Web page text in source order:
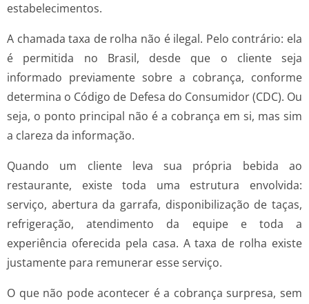
estabelecimentos.
A chamada taxa de rolha não é ilegal. Pelo contrário: ela
é permitida no Brasil, desde que o cliente seja
informado previamente sobre a cobrança, conforme
determina o Código de Defesa do Consumidor (CDC). Ou
seja, o ponto principal não é a cobrança em si, mas sim
a clareza da informação.
Quando um cliente leva sua própria bebida ao
restaurante, existe toda uma estrutura envolvida:
serviço, abertura da garrafa, disponibilização de taças,
refrigeração, atendimento da equipe e toda a
experiência oferecida pela casa. A taxa de rolha existe
justamente para remunerar esse serviço.
O que não pode acontecer é a cobrança surpresa, sem